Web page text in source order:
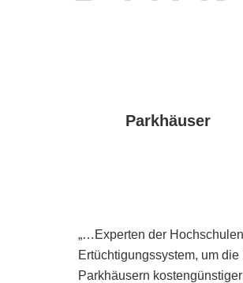
Parkhäuser
„…Experten der
Ertüchtigungssystem, um
Parkhäusern